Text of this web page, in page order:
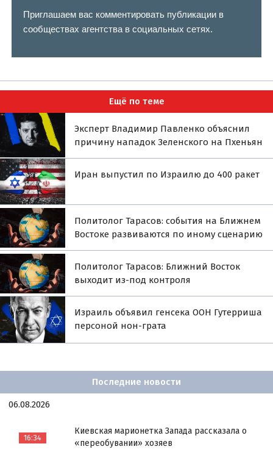
Приглашаем вас комментировать публикации в
сообществах агентства в социальных сетях.
Ещё по теме
Эксперт Владимир Павленко объяснил
причину нападок Зеленского на Пхеньян
Иран выпустил по Израилю до 400 ракет
Политолог Тарасов: события на Ближнем
Востоке развиваются по иному сценарию
Политолог Тарасов: Ближний Восток
выходит из-под контроля
Израиль объявил генсека ООН Гутерриша
персоной нон-грата
Последние новости
06.08.2026
16:34
Киевская марионетка Запада рассказала о
«переобувании» хозяев